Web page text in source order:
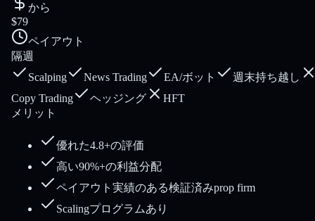
から
$79
ペイアウト
隔週
Scalping
News Trading EA/ボット
週末持ち越し
Copy Trading
ヘッジング
HFT
メリット
優れた4.8+の評価
高い90%+の利益分配
ペイアウト実績のある検証済みprop firm
Scalingプログラムあり